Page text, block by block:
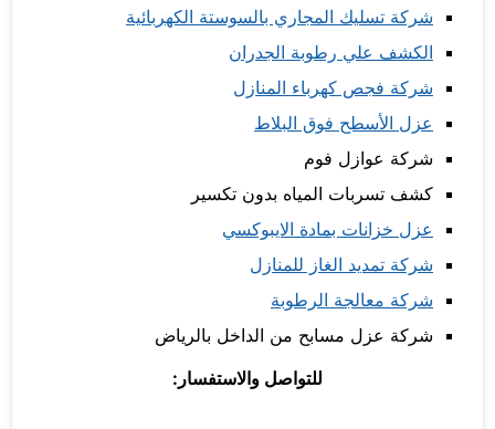
شركة تسليك المجاري بالسوستة الكهربائية
الكشف علي رطوبة الجدران
شركة فجص كهرباء المنازل
عزل الأسطح فوق البلاط
شركة عوازل فوم
كشف تسربات المياه بدون تكسير
عزل خزانات بمادة الايبوكسي
شركة تمديد الغاز للمنازل
شركة معالجة الرطوبة
شركة عزل مسابح من الداخل بالرياض
للتواصل والاستفسار: